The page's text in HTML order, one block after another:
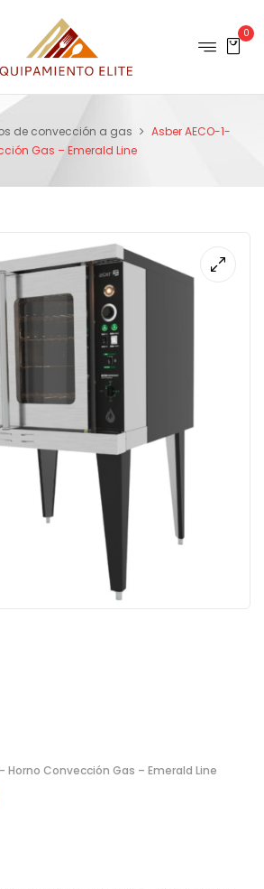
0
de convección a gas
Asber AECO-1-
Gas – Emerald Line
Horno Convección Gas – Emerald Line